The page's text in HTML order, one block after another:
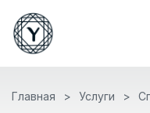
Главная Услуги